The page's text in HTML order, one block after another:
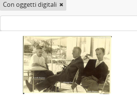
Con oggetti digitali